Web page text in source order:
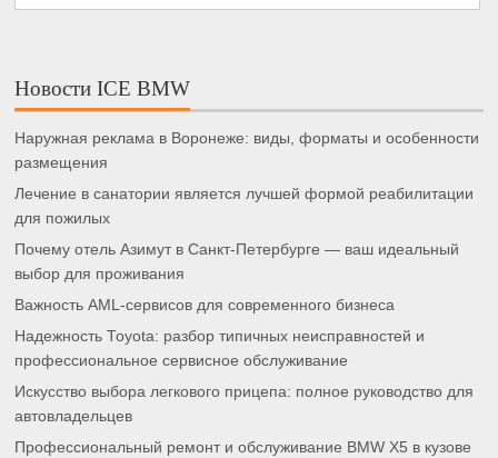
Новости ICE BMW
Наружная реклама в Воронеже: виды, форматы и особенности
размещения
Лечение в санатории является лучшей формой реабилитации
для пожилых
Почему отель Азимут в Санкт-Петербурге — ваш идеальный
выбор для проживания
Важность AML-сервисов для современного бизнеса
Надежность Toyota: разбор типичных неисправностей и
профессиональное сервисное обслуживание
Искусство выбора легкового прицепа: полное руководство для
автовладельцев
Профессиональный ремонт и обслуживание BMW X5 в кузове